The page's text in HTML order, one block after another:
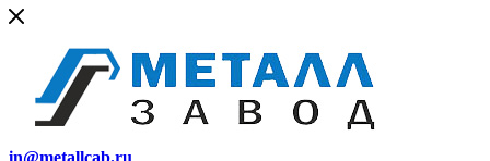
in@metallcab.ru